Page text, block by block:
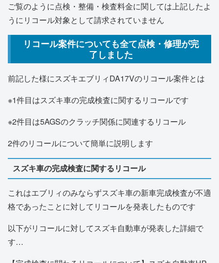
ご覧のように点検・整備・検査料金に関しては上記したよ
うにリコール対象として請求されていません
リコール案件についても全て点検・修理が完
了しました
前記した様にスズキエブリィDA17Vのリコール案件とは
※1件目はスズキ車の完成検査に関するリコールです
※2件目は5AGSのクラッチ関係に関連するリコール
2件のリコールについて簡単に説明します
スズキ車の完成検査に関するリコール
これはエブリィのみならずスズキ車の新車完成検査が不適
格であったことに対してリコールを発表したものです
以下がリコールに対してスズキ自動車が発表した詳細で
す…